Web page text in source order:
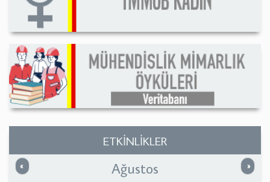
ETKİNLİKLER
« Önceki »
Ağustos